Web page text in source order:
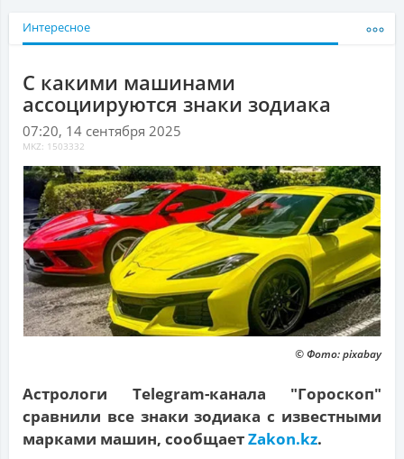
Интересное
С какими машинами
ассоциируются знаки зодиака
07:20, 14 сентября 2025
MKZ: 1503332
© Фото: pixabay
Астрологи Telegram-канала "Гороскоп"
сравнили все знаки зодиака с известными
марками машин, сообщаетZakon.kz.